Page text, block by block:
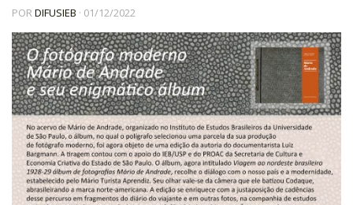
Paralelos 22
Pesquisa
Pós-Doutorado
Pesquisador Colaborador
Iniciação Científica
Pré-Iniciação Científica
GIP
Pró-Reitoria de Pesquisa e Inovação
PORDIFUSIEB · 01/12/2022